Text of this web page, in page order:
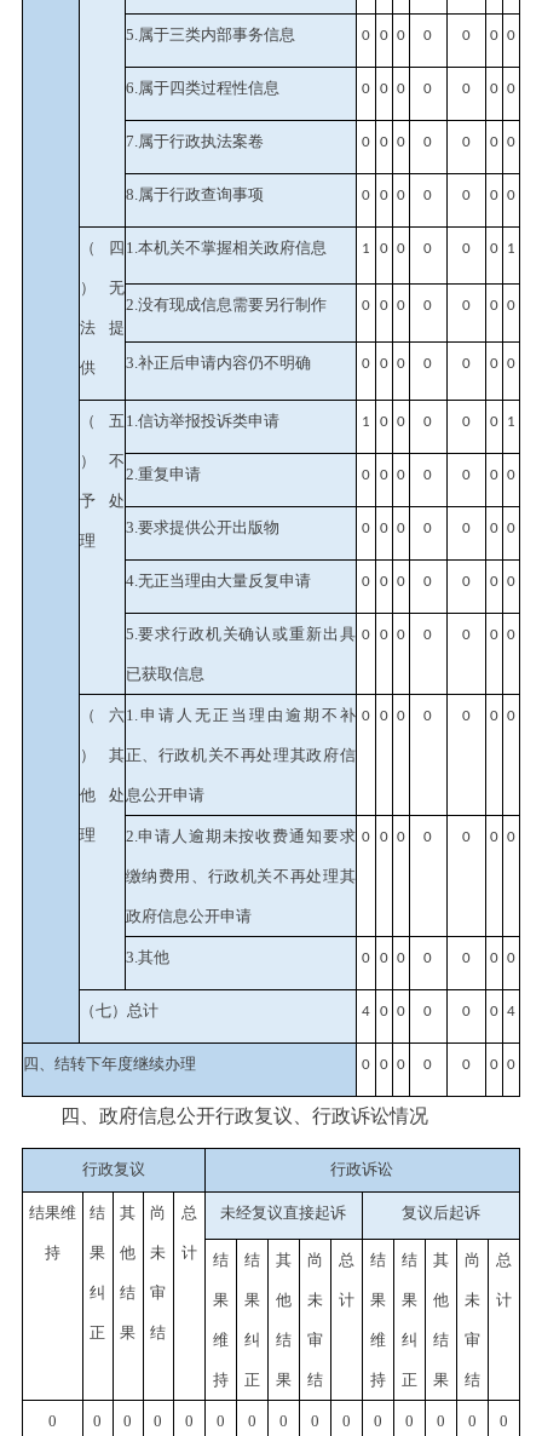
5.属于三类内部事务信息 0 0 0 0 0 0 0
6.属于四类过程性信息 0 0 0 0 0 0 0
7.属于行政执法案卷 0 0 0 0 0 0 0
8.属于行政查询事项 0 0 0 0 0 0 0
（四
）无
法提
供
1.本机关不掌握相关政府信息 1 0 0 0 0 0 1
2.没有现成信息需要另行制作 0 0 0 0 0 0 0
3.补正后申请内容仍不明确 0 0 0 0 0 0 0
（五
）不
予处
理
1.信访举报投诉类申请 1 0 0 0 0 0 1
2.重复申请 0 0 0 0 0 0 0
3.要求提供公开出版物 0 0 0 0 0 0 0
4.无正当理由大量反复申请 0 0 0 0 0 0 0
5.要求行政机关确认或重新出具
已获取信息
0 0 0 0 0 0 0
（六
）其
他处
理
1.申请人无正当理由逾期不补
正、行政机关不再处理其政府信
息公开申请
0 0 0 0 0 0 0
2.申请人逾期未按收费通知要求
缴纳费用、行政机关不再处理其
政府信息公开申请
0 0 0 0 0 0 0
3.其他 0 0 0 0 0 0 0
（七）总计 4 0 0 0 0 0 4
四、结转下年度继续办理 0 0 0 0 0 0 0
四、政府信息公开行政复议、行政诉讼情况
行政复议 行政诉讼
结果维
持
结
果
纠
正
其
他
结
果
尚
未
审
结
总
计
未经复议直接起诉 复议后起诉
结
果
维
持
结
果
纠
正
其
他
结
果
尚
未
审
结
总
计
结
果
维
持
结
果
纠
正
其
他
结
果
尚
未
审
结
总
计
0 0 0 0 0 0 0 0 0 0 0 0 0 0 0